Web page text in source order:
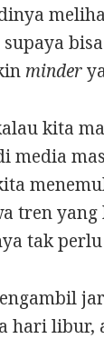
minder
kita
media
tren
tak
hari libur,